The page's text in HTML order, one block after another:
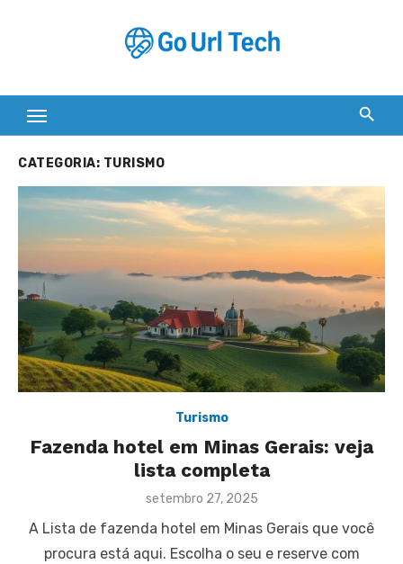
CATEGORIA: TURISMO
Turismo
Fazenda hotel em Minas Gerais: veja
lista completa
Posted
setembro 27, 2025
A Lista de fazenda hotel em Minas Gerais que você
procura está aqui. Escolha o seu e reserve com